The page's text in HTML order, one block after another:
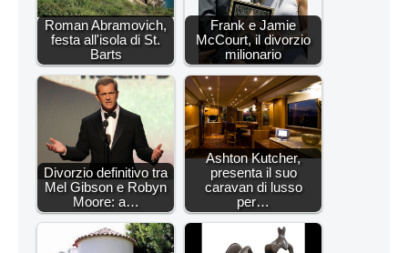
Roman Abramovich,
festa all'isola di St.
Barts
Frank e Jamie
McCourt, il divorzio
milionario
Divorzio definitivo tra
Mel Gibson e Robyn
Moore: a…
Ashton Kutcher,
presenta il suo
caravan di lusso
per…